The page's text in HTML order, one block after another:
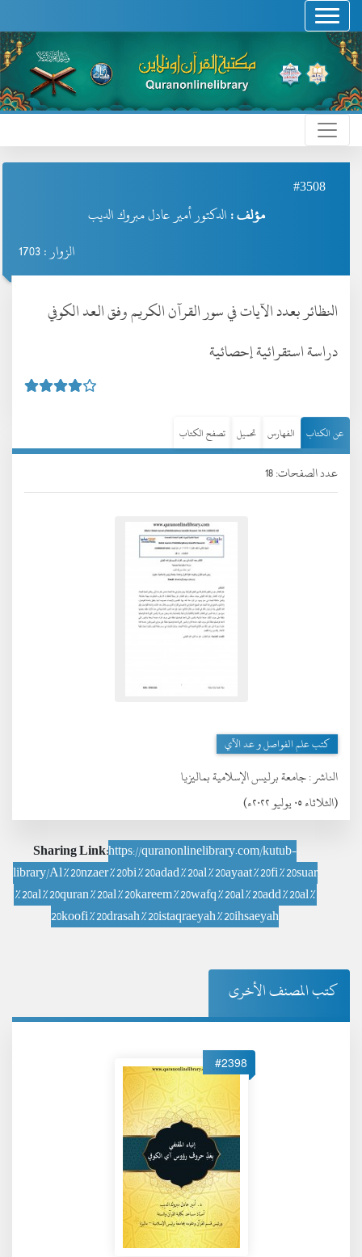
#3508
مؤلف : الدكتور أمير عادل مبروك الديب
الزوار : 1703
النظائر بعدد الآيات في سور القرآن الكريم وفق العد الكوفي
دراسة استقرائية إحصائية
عن الكتاب الفهارس تحميل تصفح الكتاب
عدد الصفحات: 18
(الثلاثاء ٠٥ يوليو ٢٠٢٢ء)
الناشر :جامعة برليس الإسلامية بماليزيا
كتب علم الفواصل و عد الآي
Sharing Link:https://quranonlinelibrary.com/kutub-
library/Al%20nzaer%20bi%20adad%20al%20ayaat%20fi%20suar
%20al%20quran%20al%20kareem%20wafq%20al%20add%20al%
20koofi%20drasah%20istaqraeyah%20ihsaeyah
كتب المصنف الأخرى
#2398